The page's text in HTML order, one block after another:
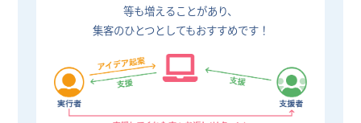
等も増えることがあり、
集客のひとつとしてもおすすめです！